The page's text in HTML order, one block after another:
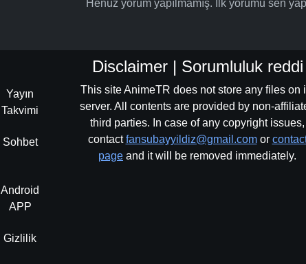
Henüz yorum yapılmamış. İlk yorumu sen
Yayın
Takvimi
Sohbet
Android
APP
Gizlilik
Disclaimer | Sorumluluk reddi
This site AnimeTR does not store any files on
server. All contents are provided by non-
third parties. In case of any copyright issues,
contactfansubayyildiz@gmail.comor
page and it will be removed immediately.